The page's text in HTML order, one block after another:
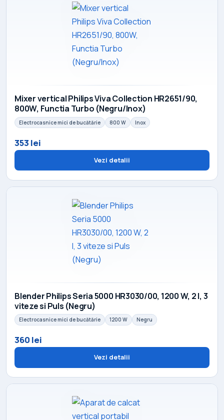
Mixer vertical Philips Viva Collection HR2651/90,
800W, Functia Turbo (Negru/Inox)
Electrocasnice mici de bucătărie 800 W Inox
353 lei
Vezi detalii
Blender Philips Seria 5000 HR3030/00, 1200 W, 2 l, 3
viteze si Puls (Negru)
Electrocasnice mici de bucătărie 1200 W Negru
360 lei
Vezi detalii